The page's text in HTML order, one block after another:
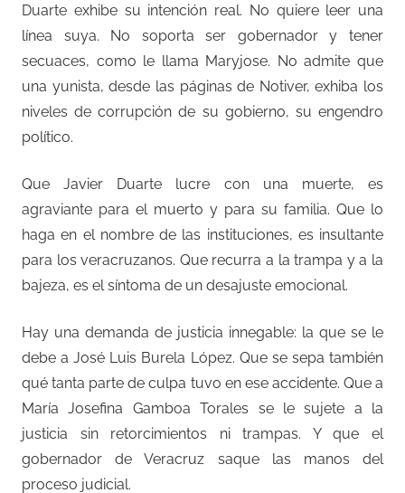
Duarte exhibe su intención real. No quiere leer una
línea suya. No soporta ser gobernador y tener
secuaces, como le llama Maryjose. No admite que
una yunista, desde las páginas de Notiver, exhiba los
niveles de corrupción de su gobierno, su engendro
político.
Que Javier Duarte lucre con una muerte, es
agraviante para el muerto y para su familia. Que lo
haga en el nombre de las instituciones, es insultante
para los veracruzanos. Que recurra a la trampa y a la
bajeza, es el síntoma de un desajuste emocional.
Hay una demanda de justicia innegable: la que se le
debe a José Luis Burela López. Que se sepa también
qué tanta parte de culpa tuvo en ese accidente. Que a
María Josefina Gamboa Torales se le sujete a la
justicia sin retorcimientos ni trampas. Y que el
gobernador de Veracruz saque las manos del
proceso judicial.